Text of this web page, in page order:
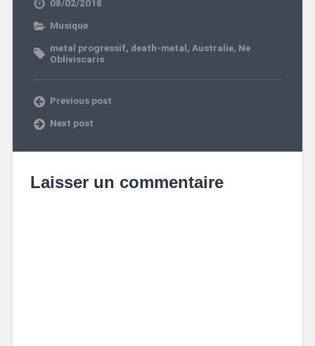
08/02/2018
Musique
metal progressif, death-metal, Australie, Ne
Obliviscaris
Previous post
Next post
Laisser un commentaire